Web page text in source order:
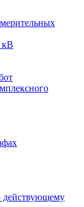
кВ
действующему